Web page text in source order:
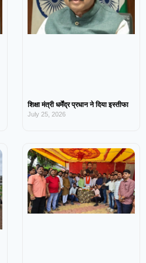
शिक्षा मंत्री धर्मेंद्र प्रधान ने दिया इस्तीफा
July 25, 2026